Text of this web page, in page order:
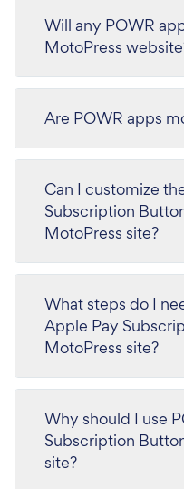
Will any POWR
MotoPress
Are POWR apps
Can I customize
Subscription
MotoPress site?
What steps do I
Apple Pay
MotoPress site?
Why should I use
Subscription
site?